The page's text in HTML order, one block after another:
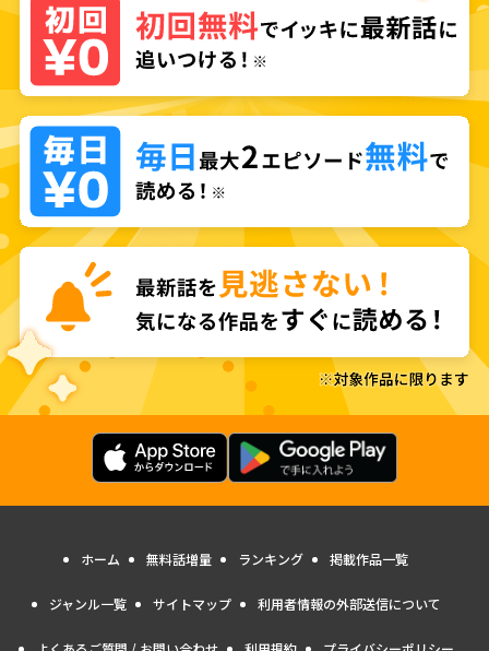
ホーム 無料話増量 ランキング 掲載作品一覧
ジャンル一覧 サイトマップ 利用者情報の外部送信について